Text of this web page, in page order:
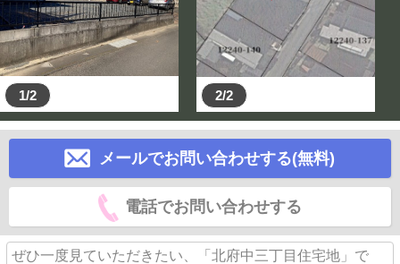
1/2 2/2
メールでお問い合わせする(無料)
電話でお問い合わせする
ぜひ一度見ていただきたい、「北府中三丁目住宅地」で